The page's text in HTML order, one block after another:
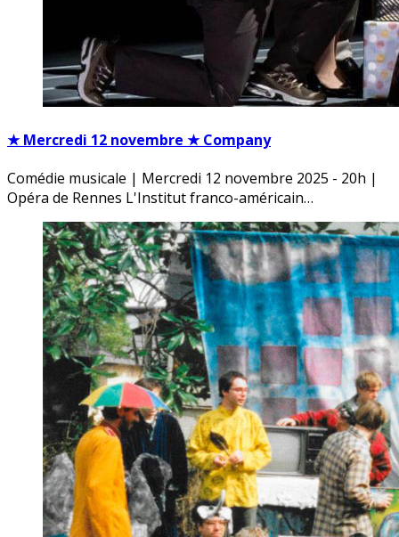
★ Mercredi 12 novembre ★ Company
Comédie musicale | Mercredi 12 novembre 2025 - 20h |
Opéra de Rennes L'Institut franco-américain…